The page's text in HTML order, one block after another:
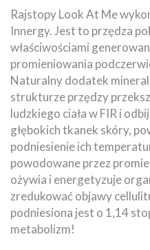
Rajstopy Look At Me
Innergy. Jest to przędza
właściwościami
promieniowania
Naturalny dodatek
strukturze przędzy
ludzkiego ciała w FIR i
głębokich tkanek skóry,
podniesienie ich
powodowane przez
ożywia i energetyzuje
zredukować objawy
podniesiona jest o 1,14
metabolizm!